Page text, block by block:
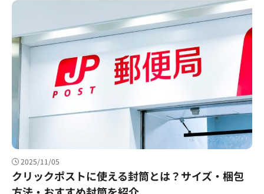
2025/11/05
クリックポストに使える封筒とは？サイズ・梱包